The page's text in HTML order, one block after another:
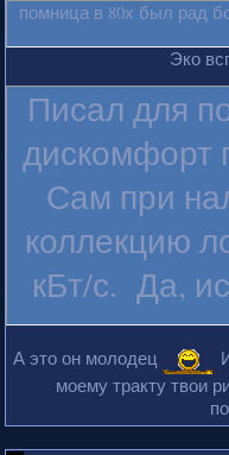
помница в 80х был рад
Эко
Писал для
дискомфорт
Сам при
коллекцию
кБт/с. Да,
А это он молодец
моему тракту твои